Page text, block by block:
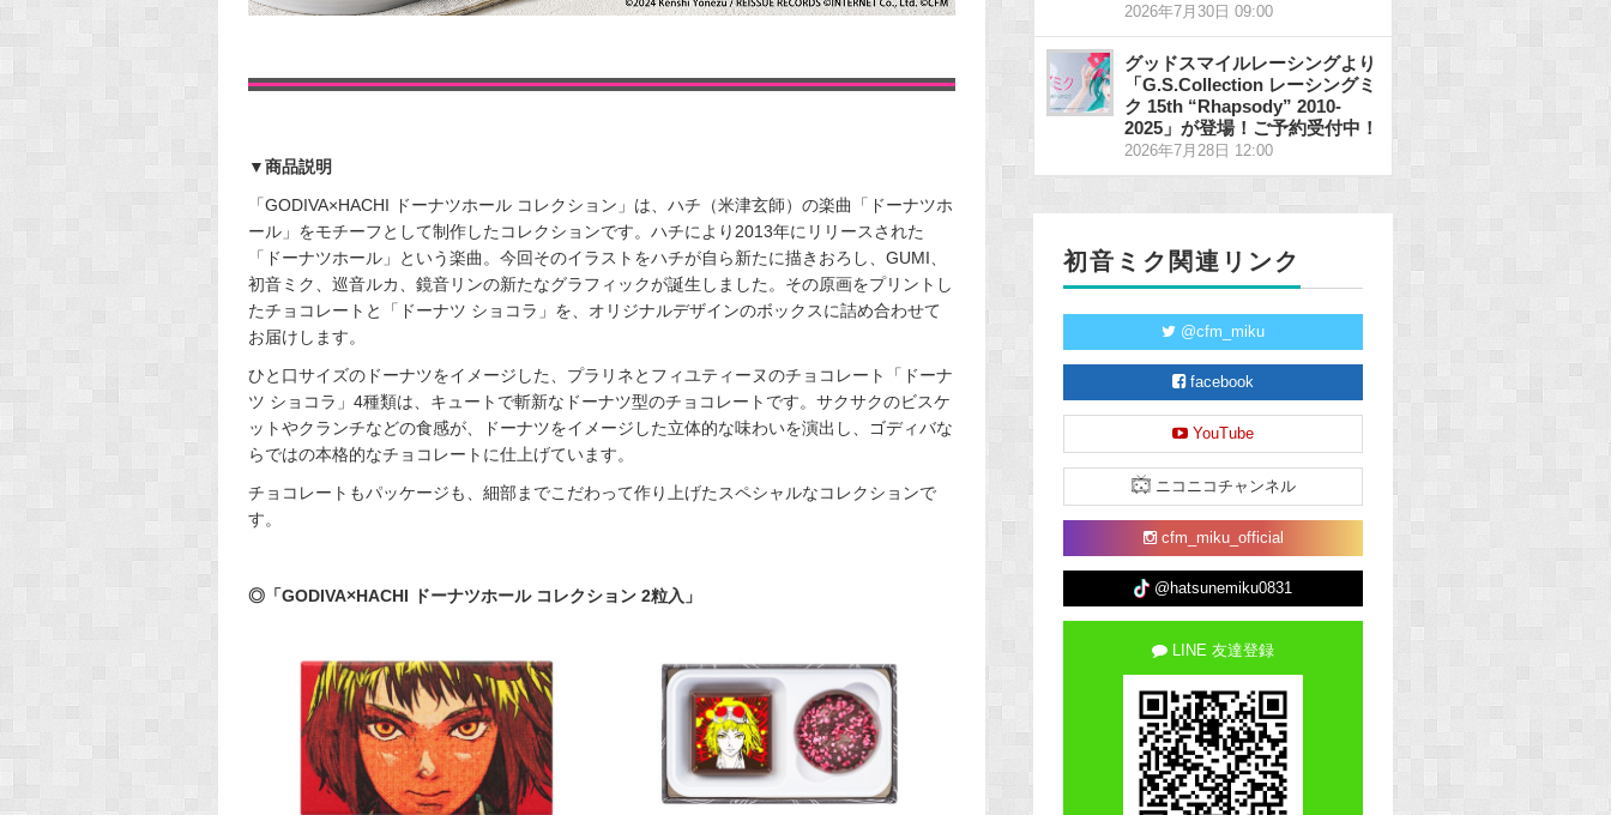
▼商品説明
「GODIVA×HACHI ドーナツホール コレクション」は、ハチ（米津玄師）の楽曲「ドーナツホ
ール」をモチーフとして制作したコレクションです。 ハチにより2013年にリリースされた
「ドーナツホール」という楽曲。今回そのイラストをハチが自ら新たに描きおろし、GUMI、
初音ミク、巡音ルカ、鏡音リンの新たなグラフィックが誕生しました。その原画をプリントし
たチョコレートと「ドーナツ ショコラ」を、オリジナルデザインのボックスに詰め合わせて
お届けします。
ひと口サイズのドーナツをイメージした、プラリネとフィユティーヌのチョコレート「ドーナ
ツ ショコラ」4種類は、キュートで斬新なドーナツ型のチョコレートです。サクサクのビスケ
ットやクランチなどの食感が、ドーナツをイメージした立体的な味わいを演出し、ゴディバな
らではの本格的なチョコレートに仕上げています。
チョコレートもパッケージも、細部までこだわって作り上げたスペシャルなコレクションで
す。
◎「GODIVA×HACHI ドーナツホール コレクション 2粒入」
2026年7月30日 09:00
グッドスマイルレーシングより
「G.S.Collection レーシングミ
ク 15th “Rhapsody” 2010-
2025」が登場！ご予約受付中！
2026年7月28日 12:00
初音ミク関連リンク
@cfm_miku
facebook
YouTube
ニコニコチャンネル
cfm_miku_official
@hatsunemiku0831
LINE 友達登録